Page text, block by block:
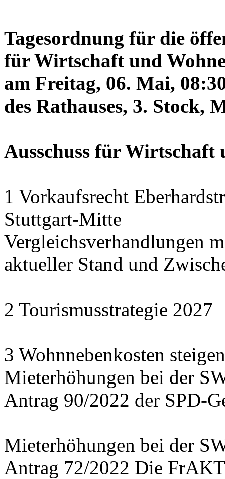
Tagesordnung für die
für Wirtschaft und
am Freitag, 06. Mai,
des Rathauses, 3. Stock,
Ausschuss für Wirtschaft
1 Vorkaufsrecht
Stuttgart-Mitte
Vergleichsverhandlungen
aktueller Stand und
2 Tourismusstrategie 2027
3 Wohnnebenkosten
Mieterhöhungen bei der
Antrag 90/2022 der SPD-
Mieterhöhungen bei der
Antrag 72/2022 Die